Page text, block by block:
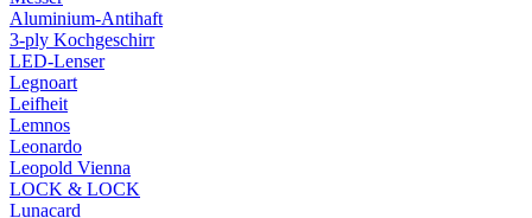
Aluminium-Antihaft
3-ply Kochgeschirr
LED-Lenser
Legnoart
Leifheit
Lemnos
Leonardo
Leopold Vienna
LOCK & LOCK
Lunacard